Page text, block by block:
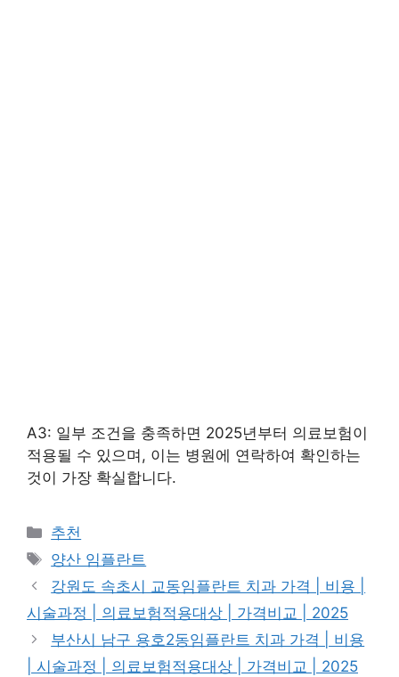
A3: 일부 조건을 충족하면 2025년부터 의료보험이
적용될 수 있으며, 이는 병원에 연락하여 확인하는
것이 가장 확실합니다.
카
테
리
추천
태
그
양산 임플란트
강원도 속초시 교동임플란트 치과 가격 | 비용 |
시술과정 | 의료보험적용대상 | 가격비교 | 2025
부산시 남구 용호2동임플란트 치과 가격 | 비용
| 시술과정 | 의료보험적용대상 | 가격비교 | 2025